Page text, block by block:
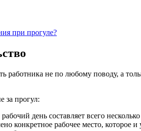
при прогуле?
работника не по любому поводу, а
за прогул:
день составляет всего
конкретное рабочее место,